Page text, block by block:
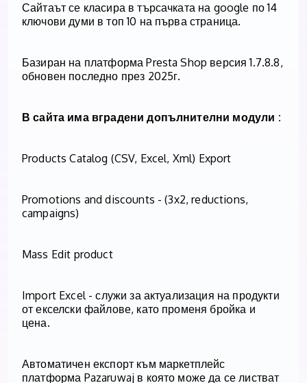
Сайтаът се класира в търсачката на google по 14
ключови думи в топ 10 на първа страница.
Базиран на платформа Presta Shop версия 1.7.8.8,
обновен последно през 2025г.
В сайта има вградени допълнителни модули :
Products Catalog (CSV, Excel, Xml) Export
Promotions and discounts - (3x2, reductions,
campaigns)
Mass Edit product
Import Excel - служи за актуализация на продукти
от екселски файлове, като променя бройка и
цена.
Автоматичен експорт към маркетплейс
платформа Pazaruwaj в която може да се листват